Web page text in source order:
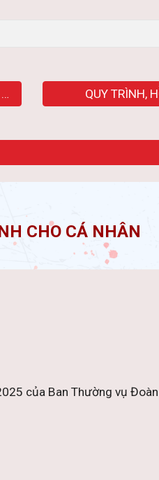
GIẢI THƯỞNG NGUYỄN THÁI BÌNH QUY TRÌNH,
CHO CÁ NHÂN
của Ban Thường vụ